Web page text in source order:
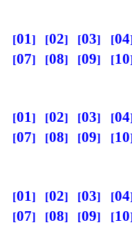
01 02 03 04
07
08 09 10
01 02 03 04
07
08 09 10
01 02 03 04
07
08 09 10